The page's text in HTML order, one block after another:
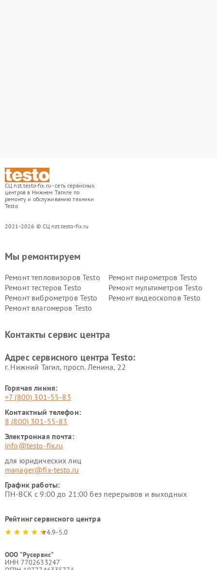
СЦ nzt.testo-fix.ru - сеть сервисных
центров в Нижнем Тагиле по
ремонту и обслуживанию техники
Testo
2021-2026 © СЦ nzt.testo-fix.ru
Мы ремонтируем
Ремонт тепловизоров Testo
Ремонт пирометров Testo
Ремонт тестеров Testo
Ремонт мультиметров Testo
Ремонт виброметров Testo
Ремонт видеоскопов Testo
Ремонт влагомеров Testo
Контакты сервис центра
Адрес сервисного центра Testo:
г. Нижний Тагил, просп. Ленина, 22
Горячая линия:
+7 (800) 301-55-83
Контактный телефон:
8 (800) 301-55-83
Электронная почта:
info@testo-fix.ru
для юридических лиц
manager@fix-testo.ru
График работы:
ПН-ВСК с 9:00 до 21:00 без перерывов и выходных
Рейтинг сервисного центра
4.9-5.0
ООО "Русервис"
ИНН 7702633247